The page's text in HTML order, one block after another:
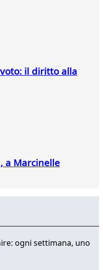
il diritto alla
a Marcinelle
ogni settimana, uno